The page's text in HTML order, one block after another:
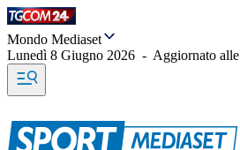
Mondo Mediaset
Lunedì 8 Giugno 2026 - Aggiornato alle